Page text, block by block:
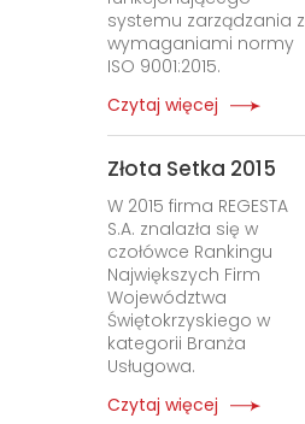
systemu zarządzania z
wymaganiami normy
ISO 9001:2015.
Czytaj więcej
Złota Setka 2015
W 2015 firma REGESTA
S.A. znalazła się w
czołówce Rankingu
Największych Firm
Województwa
Świętokrzyskiego w
kategorii Branża
Usługowa.
Czytaj więcej